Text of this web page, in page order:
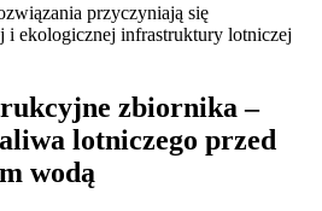
przyczyniają się
i ekologicznej infrastruktury lotniczej
zbiornika –
lotniczego przed
wodą